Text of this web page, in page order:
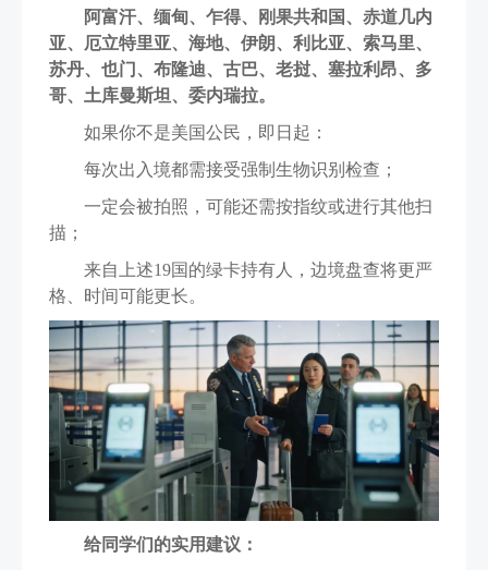
阿富汗、缅甸、乍得、刚果共和国、赤道几内
亚、厄立特里亚、海地、伊朗、利比亚、索马里、
苏丹、也门、布隆迪、古巴、老挝、塞拉利昂、多
哥、土库曼斯坦、委内瑞拉。
如果你不是美国公民，即日起：
每次出入境都需接受强制生物识别检查；
一定会被拍照，可能还需按指纹或进行其他扫
描；
来自上述19国的绿卡持有人，边境盘查将更严
格、时间可能更长。
给同学们的实用建议：